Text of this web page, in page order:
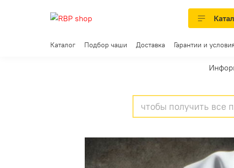
Каталог Подбор чаши Доставка Гарантии и